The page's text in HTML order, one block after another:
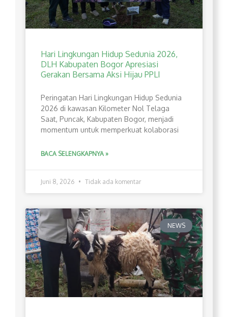
Hari Lingkungan Hidup Sedunia 2026,
DLH Kabupaten Bogor Apresiasi
Gerakan Bersama Aksi Hijau PPLI
Peringatan Hari Lingkungan Hidup Sedunia
2026 di kawasan Kilometer Nol Telaga
Saat, Puncak, Kabupaten Bogor, menjadi
momentum untuk memperkuat kolaborasi
BACA SELENGKAPNYA »
Juni 8, 2026 Tidak ada komentar
NEWS